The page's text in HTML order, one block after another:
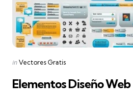
Categories
Posted
inVectores Gratis
Elementos Diseño Web